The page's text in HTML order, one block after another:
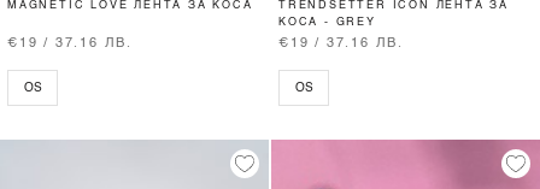
MAGNETIC LOVE ЛЕНТА ЗА КОСА
€19 / 37.16 ЛВ.
OS
TRENDSETTER ICON ЛЕНТА ЗА
КОСА - GREY
€19 / 37.16 ЛВ.
OS